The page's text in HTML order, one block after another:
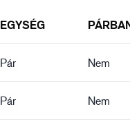
EGYSÉG
Pár Nem
Pár Nem